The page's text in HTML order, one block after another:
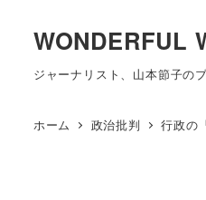
WONDERFUL
ジャーナリスト、山本節子のブ
ホーム 政治批判 行政の